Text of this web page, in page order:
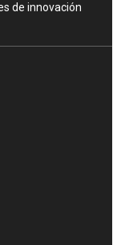
de innovación